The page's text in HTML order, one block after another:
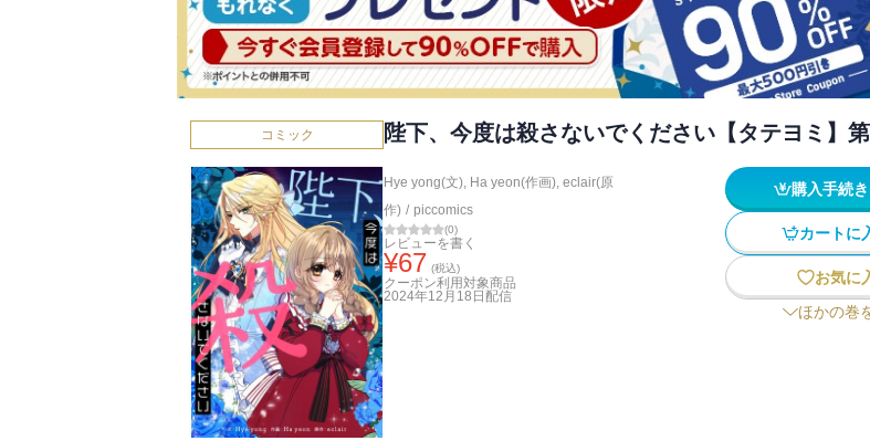
コミック 陛下、今度は殺さないでください【タテヨミ】
Hye yong(文), Ha yeon(作画), eclair(原
作) / piccomics
(0)
レビューを書く
¥67 (税込)
クーポン利用対象商品
2024年12月18日 配信
購入手続
カートに
お気に
ほかの巻